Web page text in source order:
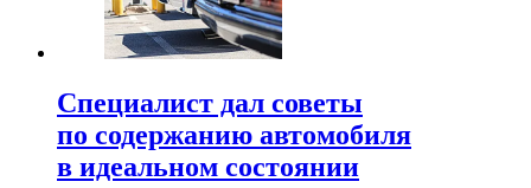
Специалист дал советы
по содержанию автомобиля
в идеальном состоянии